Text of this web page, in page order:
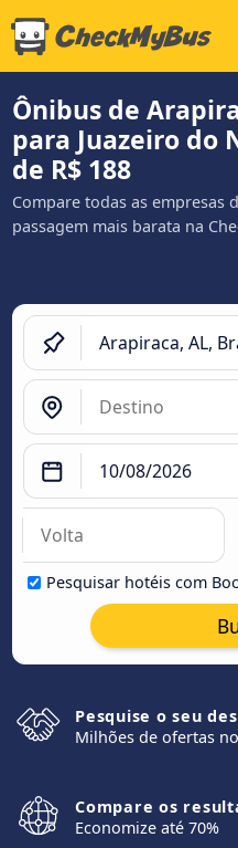
Ônibus de
para Juazeiro do
de R$ 188
Compare todas as empresas
passagem mais barata na
Pesquisar hotéis com
Pesquise o seu
Milhões de ofertas
Compare os
Economize até 70%